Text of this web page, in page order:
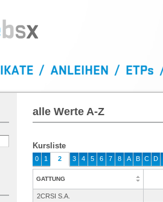
alle Werte A-Z
Kursliste
0 1 2 3 4 5 6 7 8 A B C D
GATTUNG
2CRSI S.A.